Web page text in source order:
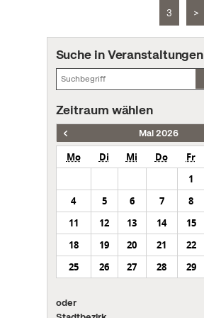
3
>
Suche in Veranstaltungen
Zeitraum wählen
Mai 2026
Mo Di Mi Do Fr
1
4
5 6 7 8
11
12 13 14 15
18
19 20 21 22
25
26 27 28 29
oder